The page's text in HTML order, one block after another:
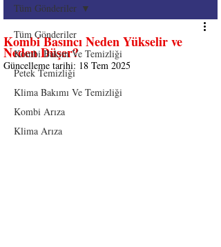
Tüm Gönderiler
Kombi Bakım Ve Temizliği
Petek Temizliği
Klima Bakımı Ve Temizliği
Kombi Arıza
Klima Arıza
Tüm Gönderiler
Kombi Basıncı Neden Yükselir ve
Neden Düşer?
Güncelleme tarihi: 18 Tem 2025